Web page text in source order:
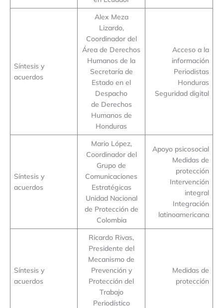
Síntesis y
acuerdos
Alex Meza
Lizardo,
Coordinador del
Área de Derechos
Humanos de la
Secretaría de
Estado en el
Despacho
de Derechos
Humanos de
Honduras
Acceso a la
información
Periodistas
Honduras
Seguridad digital
Síntesis y
acuerdos
Mario López,
Coordinador del
Grupo de
Comunicaciones
Estratégicas
Unidad Nacional
de Protección de
Colombia
Apoyo psicosocial
Medidas de
protección
Intervención
integral
Integración
latinoamericana
Síntesis y
acuerdos
Ricardo Rivas,
Presidente del
Mecanismo de
Prevención y
Protección del
Trabajo
Periodístico
Medidas de
protección